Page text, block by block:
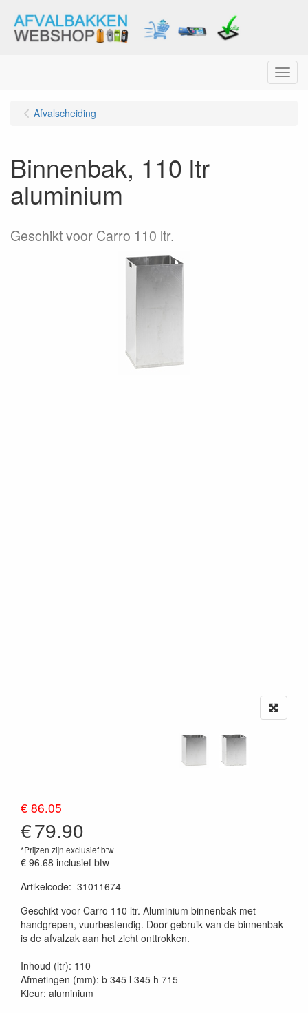
Menu
Afvalscheiding
Binnenbak, 110 ltr
aluminium
Geschikt voor Carro 110 ltr.
€ 86.05
€79.90
*Prijzen zijn exclusief btw
€ 96.68 inclusief btw
Artikelcode: 31011674
Geschikt voor Carro 110 ltr. Aluminium binnenbak met
handgrepen, vuurbestendig. Door gebruik van de binnenbak
is de afvalzak aan het zicht onttrokken.
Inhoud (ltr): 110
Afmetingen (mm): b 345 l 345 h 715
Kleur: aluminium